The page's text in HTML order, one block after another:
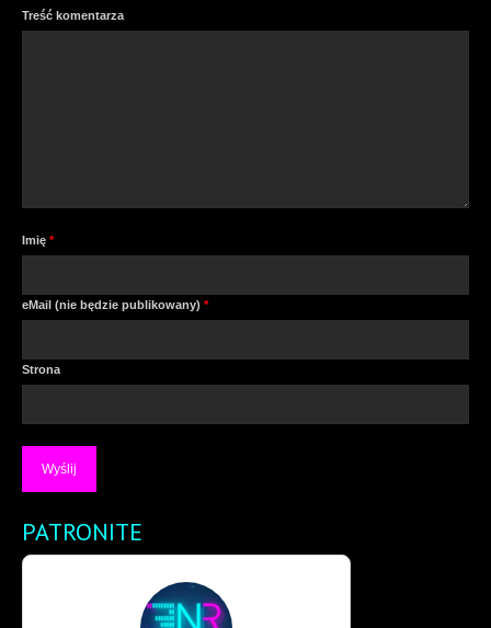
Treść komentarza
Imię *
eMail (nie będzie publikowany) *
Strona
PATRONITE